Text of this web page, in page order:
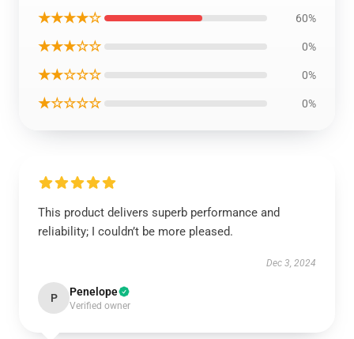
★★★★☆ 60%
★★★☆☆ 0%
★★☆☆☆ 0%
★☆☆☆☆ 0%
This product delivers superb performance and
reliability; I couldn’t be more pleased.
Dec 3, 2024
P Penelope
Verified owner